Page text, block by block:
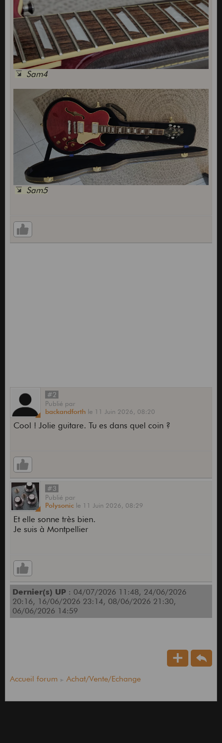
Sam4
Sam5
#2
Publié par
backandforth le 11 Juin 2026, 08:20
Cool ! Jolie guitare. Tu es dans quel coin ?
#3
Publié par
Polysonic le 11 Juin 2026, 08:29
Et elle sonne très bien.
Je suis à Montpellier
Dernier(s) UP: 04/07/2026 11:48, 24/06/2026
20:16, 16/06/2026 23:14, 08/06/2026 21:30,
06/06/2026 14:59
Accueil forum Achat/Vente/Echange